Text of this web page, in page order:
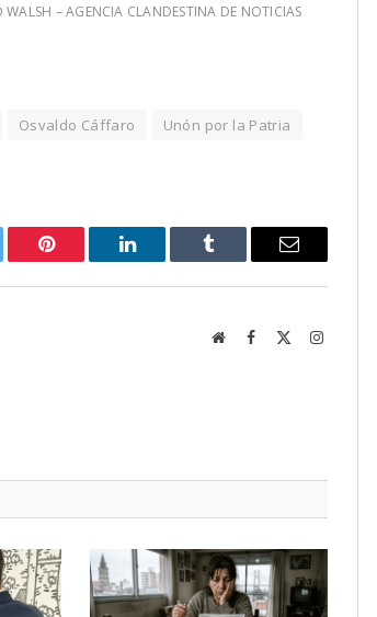
WALSH – AGENCIA CLANDESTINA DE NOTICIAS
Osvaldo Cáffaro
Unón por la Patria
Pinterest LinkedIn Tumblr Email
WebsiteFacebook Instagram